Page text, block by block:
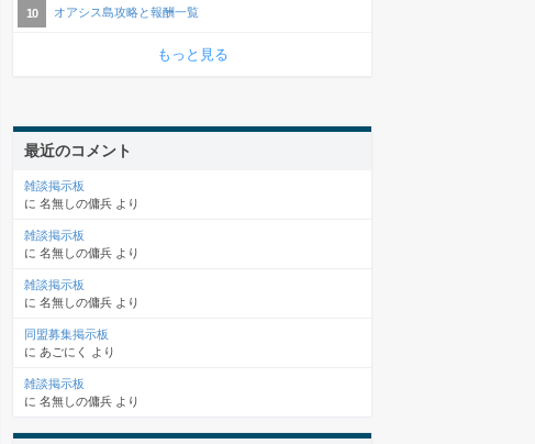
オアシス島攻略と報酬一覧
もっと見る
最近のコメント
雑談掲示板
に 名無しの傭兵 より
雑談掲示板
に 名無しの傭兵 より
雑談掲示板
に 名無しの傭兵 より
同盟募集掲示板
に あごにく より
雑談掲示板
に 名無しの傭兵 より